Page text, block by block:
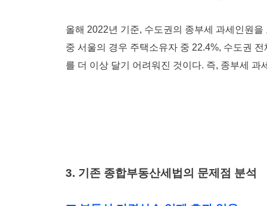
올해 2022년 기준, 수도권의 종부세 과세인원
중 서울의 경우 주택소유자 중 22.4%, 수도권
를 더 이상 달기 어려워진 것이다. 즉, 종부세
3. 기존 종합부동산세법의 문제점 분석